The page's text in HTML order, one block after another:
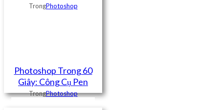
TrongPhotoshop
Photoshop Trong 60
Giây: Công Cụ Pen
TrongPhotoshop